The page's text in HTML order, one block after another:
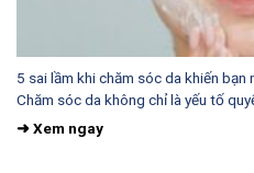
5 sai lầm khi chăm sóc da khiến bạn
Chăm sóc da không chỉ là yếu tố